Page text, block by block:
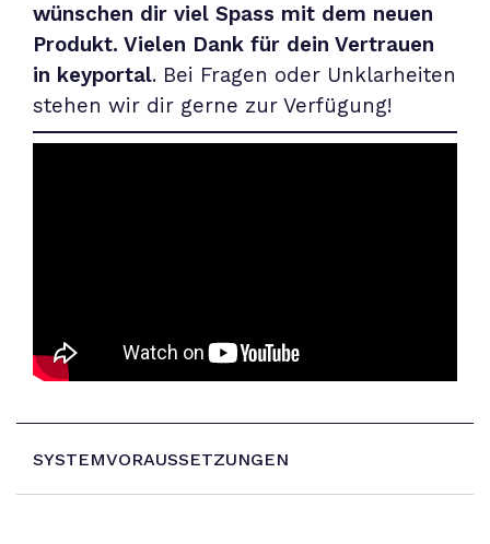
wünschen dir viel Spass mit dem neuen
Produkt. Vielen Dank für dein Vertrauen
in keyportal. Bei Fragen oder Unklarheiten
stehen wir dir gerne zur Verfügung!
SYSTEMVORAUSSETZUNGEN